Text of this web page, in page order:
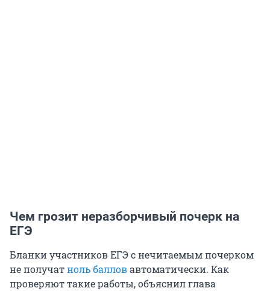
Чем грозит неразборчивый почерк на
ЕГЭ
Бланки участников ЕГЭ с нечитаемым почерком
не получатноль балловавтоматически. Как
проверяют такие работы, объяснил глава